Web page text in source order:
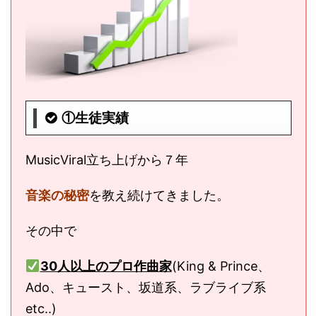
①生徒実績
MusicViral立ち上げから７年
音楽の秘密を教え続けてきました。
その中で
30人以上のプロ作曲家(King & Prince、
Ado、キュースト、坂道系、ラブライブ系
etc..)